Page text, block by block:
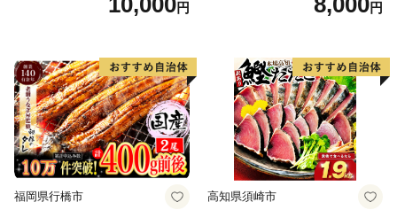
円 円
福岡県行橋市 高知県須崎市